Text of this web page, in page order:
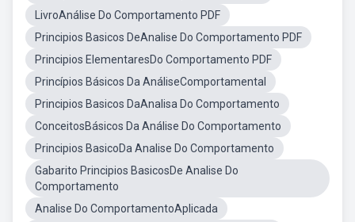
LivroAnálise Do Comportamento PDF
Principios Basicos DeAnalise Do Comportamento PDF
Principios ElementaresDo Comportamento PDF
Princípios Básicos Da AnáliseComportamental
Principios Basicos DaAnalisa Do Comportamento
ConceitosBásicos Da Análise Do Comportamento
Principios BasicoDa Analise Do Comportamento
Gabarito Principios BasicosDe Analise Do
Comportamento
Analise Do ComportamentoAplicada